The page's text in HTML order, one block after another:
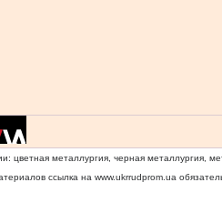
цветная металлургия, черная металлургия,
ссылка на www.ukrrudprom.ua